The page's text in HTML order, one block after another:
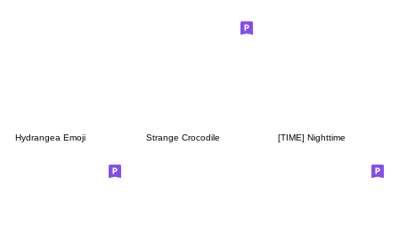
Hydrangea Emoji Strange Crocodile [TIME] Nighttime